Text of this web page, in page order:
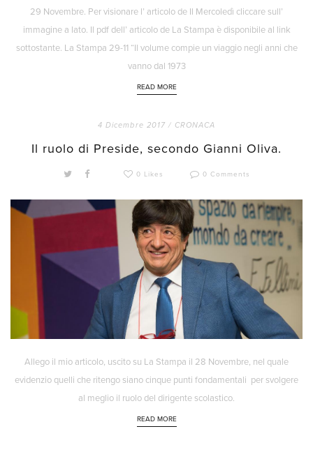
29 Novembre. Per visionare l’ articolo de Il Mercoledì cliccare sull’
immagine a lato. Il pdf dell’ articolo de La Stampa è disponibile al link
sottostante. La Stampa 29-11 “Il volume compie un viaggio negli anni che
vanno dal 1973
READ MORE
4 Dicembre 2017 / CRONACA
Il ruolo di Preside, secondo Gianni Oliva.
0 Likes 0 Comments
Allego il mio articolo, uscito su La Stampa il 28 Novembre, nel quale
evidenzio quelli che ritengo siano cinque punti fondamentali per svolgere
al meglio il ruolo del dirigente scolastico.
READ MORE